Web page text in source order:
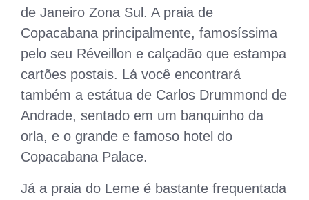
de Janeiro Zona Sul. A praia de
Copacabana principalmente, famosíssima
pelo seu Réveillon e calçadão que estampa
cartões postais. Lá você encontrará
também a estátua de Carlos Drummond de
Andrade, sentado em um banquinho da
orla, e o grande e famoso hotel do
Copacabana Palace.
Já a praia do Leme é bastante frequentada